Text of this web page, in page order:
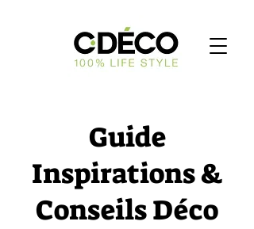
Guide
Inspirations &
Conseils Déco